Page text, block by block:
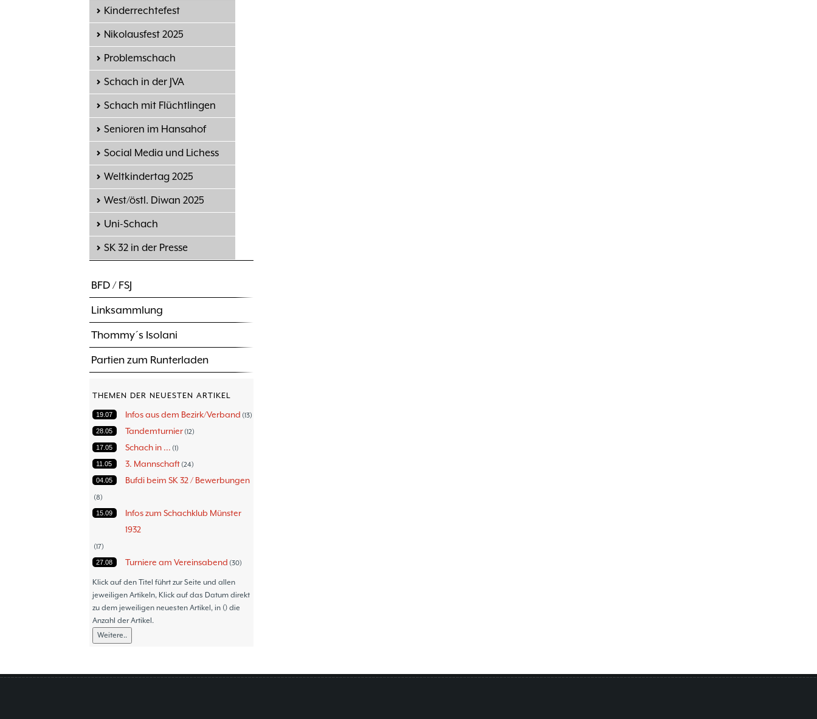
Kinderrechtefest
Nikolausfest 2025
Problemschach
Schach in der JVA
Schach mit Flüchtlingen
Senioren im Hansahof
Social Media und Lichess
Weltkindertag 2025
West/östl. Diwan 2025
Uni-Schach
SK 32 in der Presse
BFD / FSJ
Linksammlung
Thommy´s Isolani
Partien zum Runterladen
THEMEN DER NEUESTEN ARTIKEL
19.07 Infos aus dem Bezirk/Verband 13
28.05 Tandemturnier 12
17.05 Schach in ... 1
11.05 3. Mannschaft 24
04.05 Bufdi beim SK 32 / Bewerbungen
8
15.09
Infos zum Schachklub Münster
1932
17
27.08 Turniere am Vereinsabend 30
30.06 Turniere 47
08.06 Thommy´s Isolani 57
05.06 Schach - Wo wir aktiv sind! 18
11.05 Bezirksturniere
05.05 Frauenmannschaft
06.10 Jugendmannschaften 5
Klick auf den Titel führt zur Seite und allen
jeweiligen Artikeln, Klick auf das Datum direkt
zu dem jeweiligen neuesten Artikel, in () die
Anzahl der Artikel.
Weitere..